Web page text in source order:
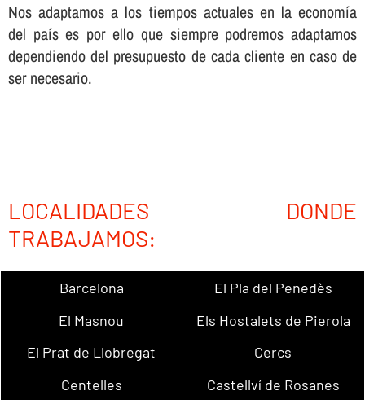
Nos adaptamos a los tiempos actuales en la economí­a
del paí­s es por ello que siempre podremos adaptarnos
dependiendo del presupuesto de cada cliente en caso de
ser necesario.
LOCALIDADES DONDE
TRABAJAMOS:
Barcelona
El Pla del Penedès
El Masnou
Els Hostalets de Pierola
El Prat de Llobregat
Cercs
Centelles
Castellví de Rosanes